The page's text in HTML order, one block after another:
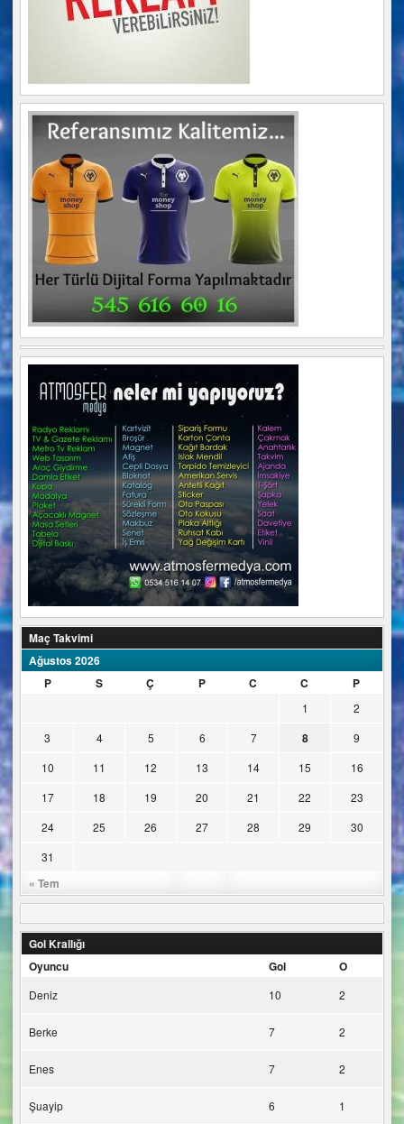
Maç Takvimi
Ağustos 2026
P
S Ç P C C P
« Tem
1
2
3
4 5 6 7 8
9
10
11 12 13 14 15
16
17
18 19 20 21 22
23
24
25 26 27 28 29
30
31
Gol Krallığı
Oyuncu
Gol O
Deniz 10 2
Berke 7 2
Enes 7 2
Şuayip 6 1